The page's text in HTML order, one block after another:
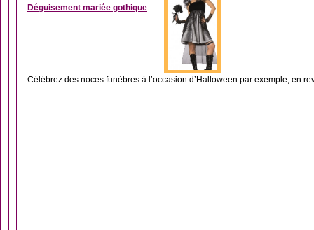
Déguisement mariée gothique
Célébrez des noces funèbres à l’occasion d’Halloween par exemple, en